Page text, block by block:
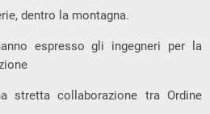
dentro la montagna.
espresso gli ingegneri per la
stretta collaborazione tra Ordine